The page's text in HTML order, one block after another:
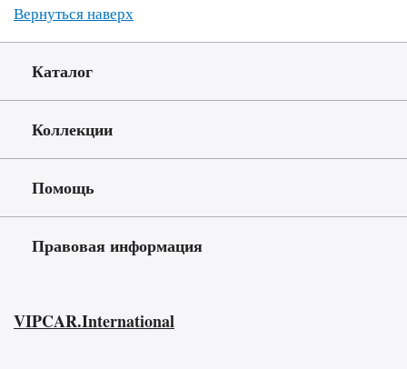
Вернуться наверх
Каталог
Коллекции
Помощь
Правовая информация
VIPCAR.International